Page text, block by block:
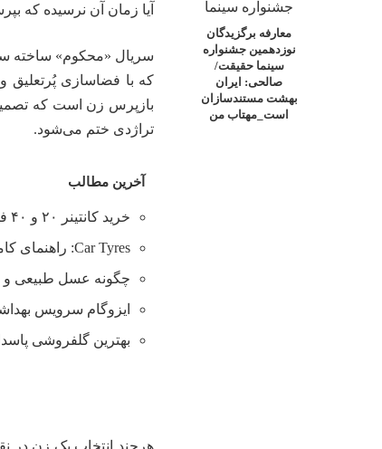
معارفه برگزیدگان
نوزدهمین جشنواره
سینما حقیقت/
صالحی: ایران
بهشت مستندسازان
است_مهتاب من
آیا زمان آن نرسیده که
سریال «محکوم» ساخته‌
که با فضاسازی پُرتعلیق
بازپرس زن است که تصمیم
تراژدی ختم می‌شود.
آخرین مطالب
خرید کانتینر ۲۰ و ۴۰ فوت با بهترین قیمت
Car Tyres: راهنمای کامل خرید تایر
چگونه عسل طبیعی و
ایزوگام سرویس
بهترین گلفروشی
هرچند انتخاب یک زن در